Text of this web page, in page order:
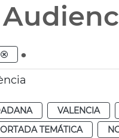
.
VALENCIA
TEMÁTICA